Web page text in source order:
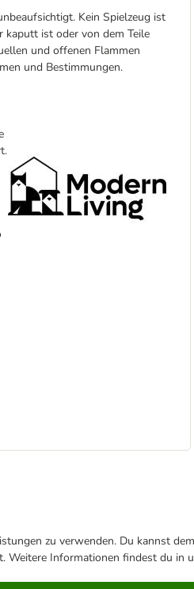
Kein Spielzeug ist
kaputt ist oder von dem Teile
und offenen Flammen
und Bestimmungen.
zu verwenden. Du kannst
Weitere Informationen findest du in